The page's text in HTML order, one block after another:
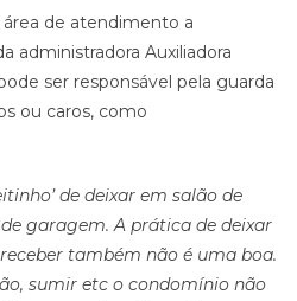
área de atendimento a
administradora Auxiliadora
ser responsável pela guarda
ou caros, como
de deixar em salão de
garagem. A prática de deixar
também não é uma boa.
sumir etc o condomínio não